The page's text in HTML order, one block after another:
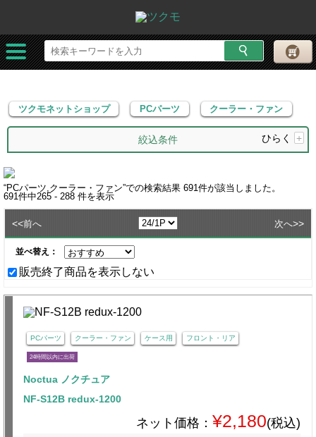
ツクモネットショップ PCパーツ クーラー・ファン
ツクモネットショップ PCパーツ クーラー・ファン
絞込条件 ひらく +
“PCパーツ,クーラー・ファン”での検索結果 691件が該当しました。
691件中265 - 288 件を表示
<<前へ 次へ>>
並べ替え：
販売終了商品を表示しない
PCパーツ クーラー・ファン ケース用 フロント・リア
24時間以内に出荷
Noctua ノクチュア
NF-S12B redux-1200
ネット価格： ¥2,180(税込)